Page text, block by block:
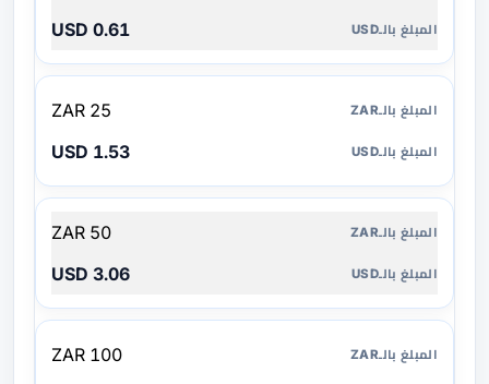
0.61 USD
25 ZAR
1.53 USD
50 ZAR
3.06 USD
100 ZAR